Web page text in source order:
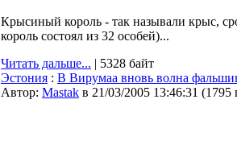
Крысиный король - так называли крыс,
король состоял из 32 особей)...
Читать дальше... | 5328 байт
Эстония : В Вирумаа вновь волна
Автор: Мastak в 21/03/2005 13:46:31 (1795